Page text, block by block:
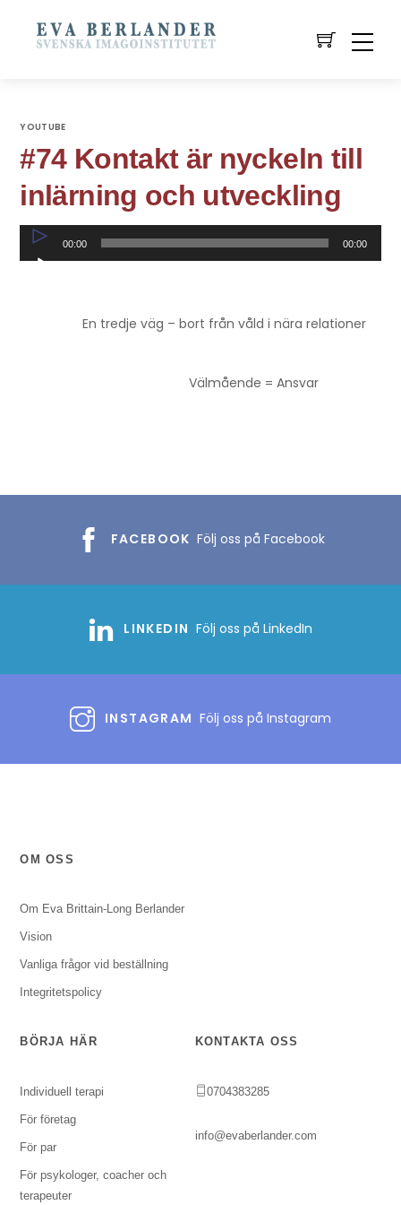
YOUTUBE
#74 Kontakt är nyckeln till
inlärning och utveckling
Ljudspelare
00:00 00:00
En tredje väg – bort från våld i nära relationer
Välmående = Ansvar
FACEBOOK Följ oss på Facebook
LINKEDIN Följ oss på LinkedIn
INSTAGRAM Följ oss på Instagram
OM OSS
Om Eva Brittain-Long Berlander
Vision
Vanliga frågor vid beställning
Integritetspolicy
BÖRJA HÄR
Individuell terapi
För företag
För par
För psykologer, coacher och
terapeuter
KONTAKTA OSS
0704383285
info@evaberlander.com